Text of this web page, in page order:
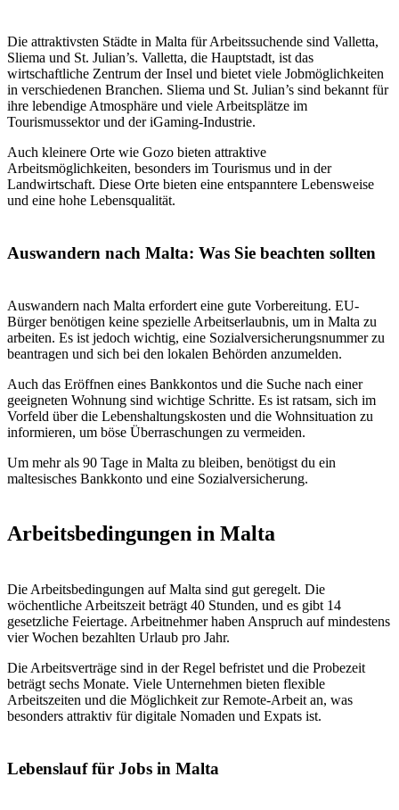
Die attraktivsten Städte in Malta für Arbeitssuchende sind Valletta,
Sliema und St. Julian’s. Valletta, die Hauptstadt, ist das
wirtschaftliche Zentrum der Insel und bietet viele Jobmöglichkeiten
in verschiedenen Branchen. Sliema und St. Julian’s sind bekannt für
ihre lebendige Atmosphäre und viele Arbeitsplätze im
Tourismussektor und der iGaming-Industrie.
Auch kleinere Orte wie Gozo bieten attraktive
Arbeitsmöglichkeiten, besonders im Tourismus und in der
Landwirtschaft. Diese Orte bieten eine entspanntere Lebensweise
und eine hohe Lebensqualität.
Auswandern nach Malta: Was Sie beachten sollten
Auswandern nach Malta erfordert eine gute Vorbereitung. EU-
Bürger benötigen keine spezielle Arbeitserlaubnis, um in Malta zu
arbeiten. Es ist jedoch wichtig, eine Sozialversicherungsnummer zu
beantragen und sich bei den lokalen Behörden anzumelden.
Auch das Eröffnen eines Bankkontos und die Suche nach einer
geeigneten Wohnung sind wichtige Schritte. Es ist ratsam, sich im
Vorfeld über die Lebenshaltungskosten und die Wohnsituation zu
informieren, um böse Überraschungen zu vermeiden.
Um mehr als 90 Tage in Malta zu bleiben, benötigst du ein
maltesisches Bankkonto und eine Sozialversicherung.
Arbeitsbedingungen in Malta
Die Arbeitsbedingungen auf Malta sind gut geregelt. Die
wöchentliche Arbeitszeit beträgt 40 Stunden, und es gibt 14
gesetzliche Feiertage. Arbeitnehmer haben Anspruch auf mindestens
vier Wochen bezahlten Urlaub pro Jahr.
Die Arbeitsverträge sind in der Regel befristet und die Probezeit
beträgt sechs Monate. Viele Unternehmen bieten flexible
Arbeitszeiten und die Möglichkeit zur Remote-Arbeit an, was
besonders attraktiv für digitale Nomaden und Expats ist.
Lebenslauf für Jobs in Malta